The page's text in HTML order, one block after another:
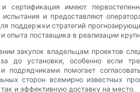
и сертификация имеют
испытания и предоставляют
поддержки стратегий
опыта поставщика в реализации
закупок владельцам проектов
до установки, особенно если
подрядчиками помогает
сторон всемирно известных
и эффективную доставку на место.